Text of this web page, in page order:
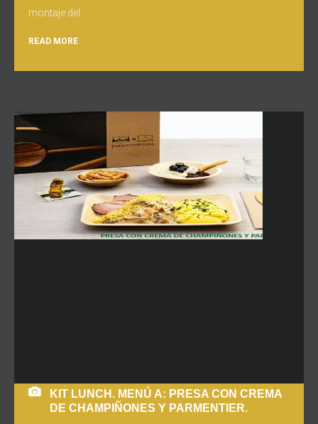
montaje del
READ MORE
KIT LUNCH. MENÚ A: PRESA CON CREMA
DE CHAMPIÑONES Y PARMENTIER.